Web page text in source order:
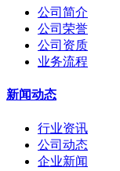
公司简介
公司荣誉
公司资质
业务流程
新闻动态
行业资讯
公司动态
企业新闻